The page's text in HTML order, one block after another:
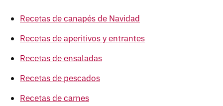
Recetas de canapés de Navidad
Recetas de aperitivos y entrantes
Recetas de ensaladas
Recetas de pescados
Recetas de carnes